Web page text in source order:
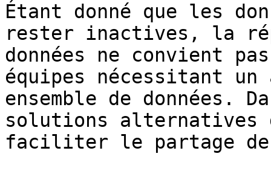
Étant donné que les
rester inactives, la
données ne convient
équipes nécessitant un
ensemble de données.
solutions
faciliter le partage des